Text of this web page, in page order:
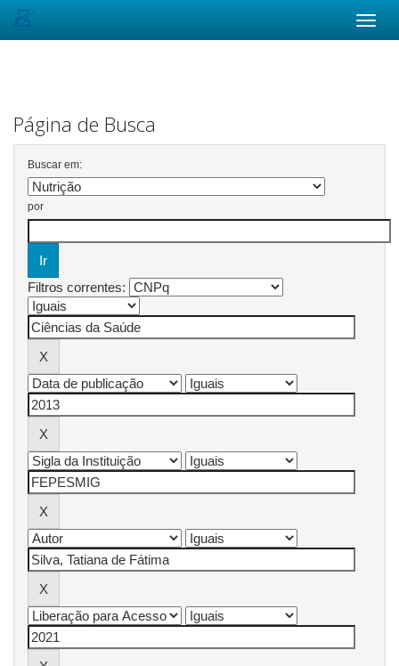
Página de Busca
Buscar em:
por
Filtros correntes: